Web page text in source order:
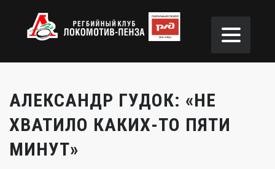
АЛЕКСАНДР ГУДОК: «НЕ
ХВАТИЛО КАКИХ-ТО ПЯТИ
МИНУТ»